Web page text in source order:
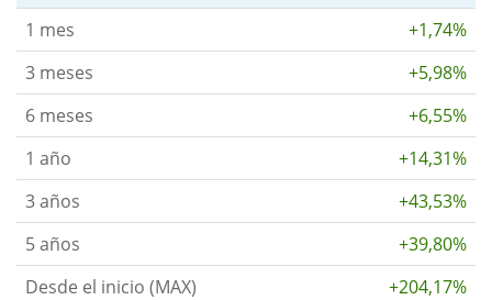
1 mes
+1,74%
3 meses
+5,98%
6 meses
+6,55%
1 año
+14,31%
3 años
+43,53%
5 años
+39,80%
Desde el inicio (MAX)
+204,17%